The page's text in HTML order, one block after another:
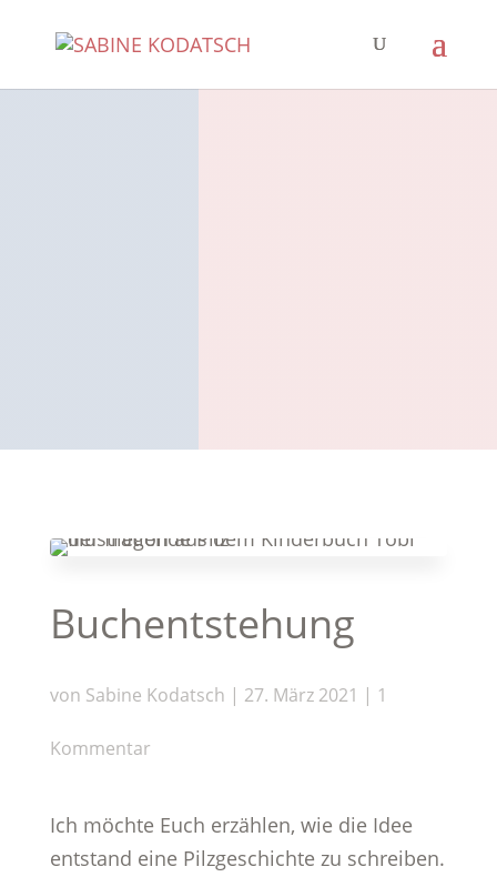
Buchentstehung
von Sabine Kodatsch | 27. März 2021 | 1
Kommentar
Ich möchte Euch erzählen, wie die Idee
entstand eine Pilzgeschichte zu schreiben.